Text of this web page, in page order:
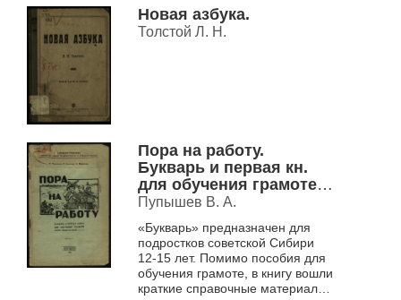
на крае...
Новая азбука.
Толстой Л. Н.
Пора на работу.
Букварь и первая кн.
для обучения грамоте
подростков : Сиб.
рекомендован для
ликвидации
неграмотности
подростков.
Пупышев В. А.
«Букварь» предназначен для
подростков советской Сибири
12-15 лет. Помимо пособия для
обучения грамоте, в книгу вошли
краткие справочные материалы